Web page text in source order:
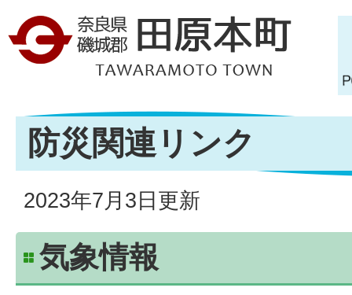
防災関連リンク
2023年7月3日更新
気象情報